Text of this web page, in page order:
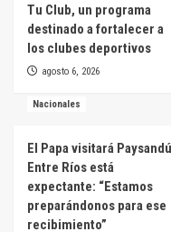
Tu Club, un programa
destinado a fortalecer a
los clubes deportivos
agosto 6, 2026
Nacionales
El Papa visitará
Entre Ríos está
expectante: “Estamos
preparándonos para ese
recibimiento”